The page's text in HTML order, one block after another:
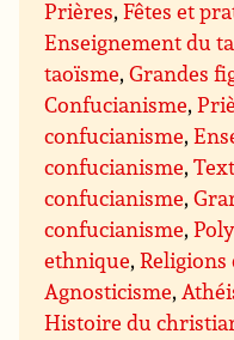
Prières,Fêtes et
Enseignement du
taoïsme,Grandes
Confucianisme,
confucianisme,
confucianisme,
confucianisme,
confucianisme,
ethnique,Religions
Agnosticisme,
Histoire du